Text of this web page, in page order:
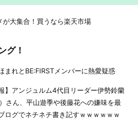
大集合！買うなら楽天市場
グ！
まれとBE:FIRSTメンバーに熱愛疑惑
報】アンジュルム4代目リーダー伊勢鈴蘭
）さん、平山遊季や後藤花への嫌味を最
ログでネチネチ書き記すｗｗｗｗｗｗ